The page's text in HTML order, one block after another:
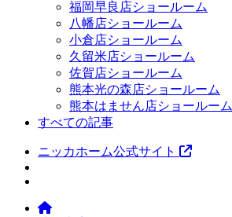
福岡早良店ショールーム
八幡店ショールーム
小倉店ショールーム
久留米店ショールーム
佐賀店ショールーム
熊本光の森店ショールーム
熊本はません店ショールーム
すべての記事
ニッカホーム公式サイト